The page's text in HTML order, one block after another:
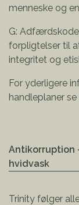
menneske og
G:
forpligtelser til
integritet og
For yderligere
handleplaner se
Antikorruption
hvidvask
Trinity følger